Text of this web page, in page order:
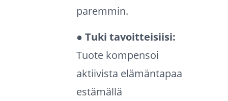
paremmin.
● Tuki tavoitteisiisi:
Tuote kompensoi
aktiivista elämäntapaa
estämällä